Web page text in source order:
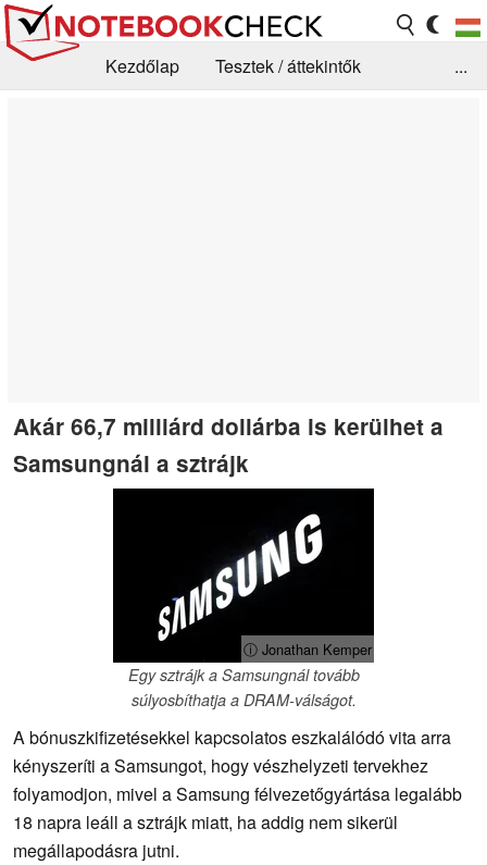
Kezdőlap
Tesztek / áttekintők
...
Akár 66,7 milliárd dollárba is kerülhet a
Samsungnál a sztrájk
ⓘ Jonathan Kemper
Egy sztrájk a Samsungnál tovább
súlyosbíthatja a DRAM-válságot.
A bónuszkifizetésekkel kapcsolatos eszkalálódó vita arra
kényszeríti a Samsungot, hogy vészhelyzeti tervekhez
folyamodjon, mivel a Samsung félvezetőgyártása legalább
18 napra leáll a sztrájk miatt, ha addig nem sikerül
megállapodásra jutni.